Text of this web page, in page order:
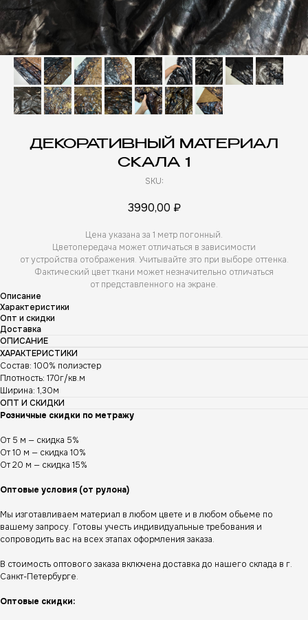
ДЕКОРАТИВНЫЙ МАТЕРИАЛ
СКАЛА 1
SKU:
3990,00 ₽
Цена указана за 1 метр погонный.
Цветопередача может отличаться в зависимости
от устройства отображения. Учитывайте это при выборе оттенка.
Фактический цвет ткани может незначительно отличаться
от представленного на экране.
Описание
Характеристики
Опт и скидки
Доставка
ОПИСАНИЕ
ХАРАКТЕРИСТИКИ
Состав: 100% полиэстер
Плотность: 170г/кв.м
Ширина: 1,30м
ОПТ И СКИДКИ
Розничные скидки по метражу
От 5 м — скидка 5%
От 10 м — скидка 10%
От 20 м — скидка 15%
Оптовые условия (от рулона)
Мы изготавливаем материал в любом цвете и в любом обьеме по
вашему запросу. Готовы учесть индивидуальные требования и
сопроводить вас на всех этапах оформления заказа.
В стоимость оптового заказа включена доставка до нашего склада в г.
Санкт-Петербурге.
Оптовые скидки: